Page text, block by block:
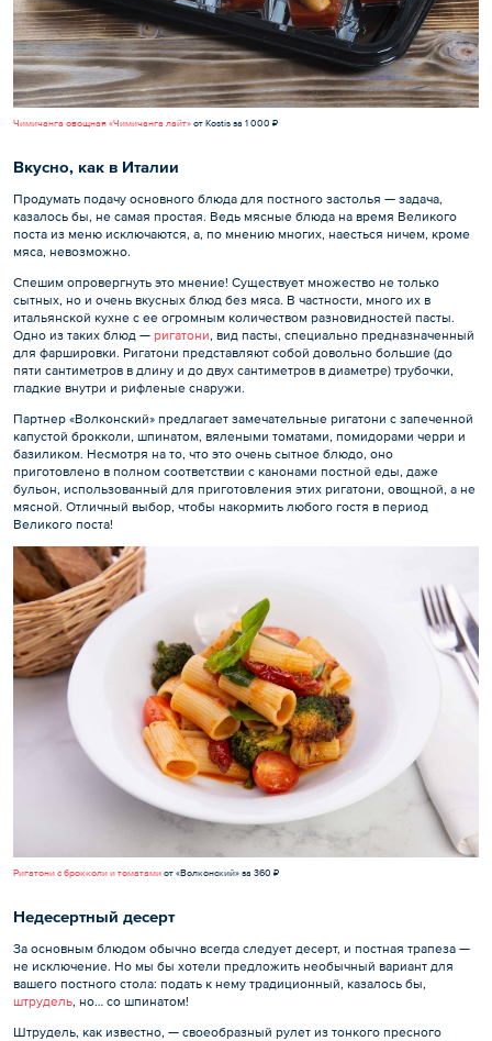
Чимичанга овощная «Чимичанга лайт» от Kostis за 1 000 ₽
Вкусно, как в Италии
Продумать подачу основного блюда для постного застолья — задача,
казалось бы, не самая простая. Ведь мясные блюда на время Великого
поста из меню исключаются, а, по мнению многих, наесться ничем, кроме
мяса, невозможно.
Спешим опровергнуть это мнение! Существует множество не только
сытных, но и очень вкусных блюд без мяса. В частности, много их в
итальянской кухне с ее огромным количеством разновидностей пасты.
Одно из таких блюд — ригатони, вид пасты, специально предназначенный
для фаршировки. Ригатони представляют собой довольно большие (до
пяти сантиметров в длину и до двух сантиметров в диаметре) трубочки,
гладкие внутри и рифленые снаружи.
Партнер «Волконский» предлагает замечательные ригатони с запеченной
капустой брокколи, шпинатом, вялеными томатами, помидорами черри и
базиликом. Несмотря на то, что это очень сытное блюдо, оно
приготовлено в полном соответствии с канонами постной еды, даже
бульон, использованный для приготовления этих ригатони, овощной, а не
мясной. Отличный выбор, чтобы накормить любого гостя в период
Великого поста!
Ригатони с брокколи и томатами от «Волконский» за 360 ₽
Недесертный десерт
За основным блюдом обычно всегда следует десерт, и постная трапеза —
не исключение. Но мы бы хотели предложить необычный вариант для
вашего постного стола: подать к нему традиционный, казалось бы,
штрудель, но… со шпинатом!
Штрудель, как известно, — своеобразный рулет из тонкого пресного